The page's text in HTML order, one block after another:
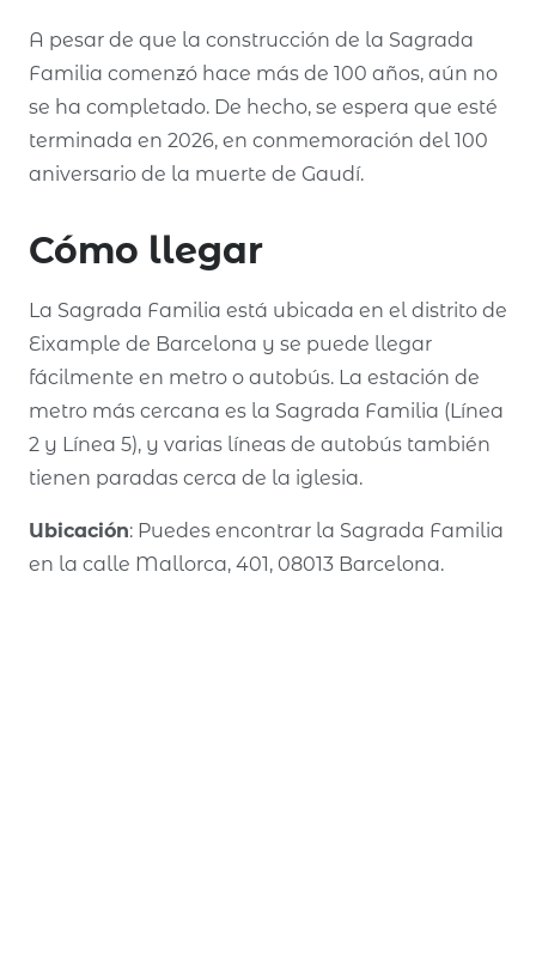
A pesar de que la construcción de la Sagrada
Familia comenzó hace más de 100 años, aún no
se ha completado. De hecho, se espera que esté
terminada en 2026, en conmemoración del 100
aniversario de la muerte de Gaudí.
Cómo llegar
La Sagrada Familia está ubicada en el distrito de
Eixample de Barcelona y se puede llegar
fácilmente en metro o autobús. La estación de
metro más cercana es la Sagrada Familia (Línea
2 y Línea 5), y varias líneas de autobús también
tienen paradas cerca de la iglesia.
Ubicación: Puedes encontrar la Sagrada Familia
en la calle Mallorca, 401, 08013 Barcelona.